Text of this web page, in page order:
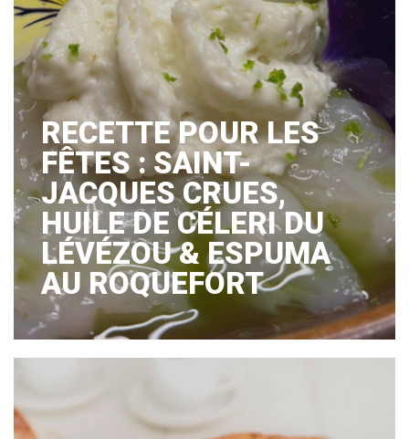
RECETTE POUR LES
FÊTES : SAINT-
JACQUES CRUES,
HUILE DE CÉLERI DU
LÉVÉZOU & ESPUMA
AU ROQUEFORT